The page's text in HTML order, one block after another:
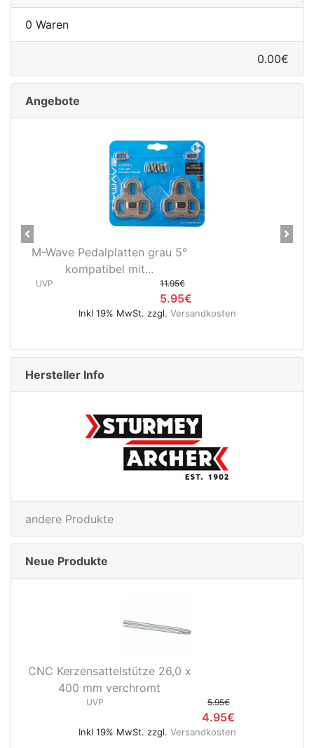
0 Waren
0.00€
Angebote
Novatec X-Light Disc
Hinterradnabe Boost CL
(12x148...
49.95€
Previous Next
Hersteller Info
andere Produkte
Neue Produkte
CNC Kerzensattelstütze 26,0 x
400 mm verchromt
UVP 5.95€
4.95€
Inkl 19% MwSt. zzgl. Versandkosten